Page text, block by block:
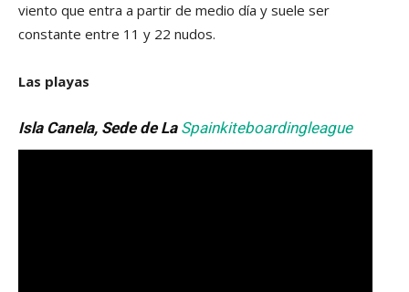
viento que entra a partir de medio día y suele ser
constante entre 11 y 22 nudos.
Las playas
Isla Canela, Sede de La Spainkiteboardingleague